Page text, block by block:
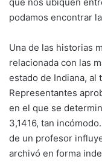
podamos encontrar
Una de las historias
relacionada con las
estado de Indiana, al
Representantes
en el que se
3,1416, tan
de un profesor
archivó en forma